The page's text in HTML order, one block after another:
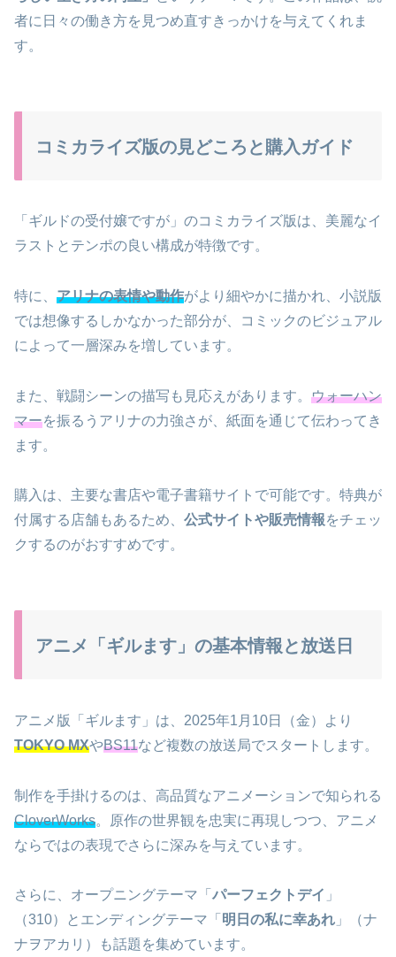
者に日々の働き方を見つめ直すきっかけを与えてくれま
す。
コミカライズ版の見どころと購入ガイド
「ギルドの受付嬢ですが」のコミカライズ版は、美麗なイ
ラストとテンポの良い構成が特徴です。
特に、 アリナの表情や動作がより細やかに描かれ、小説版
では想像するしかなかった部分が、コミックのビジュアル
によって一層深みを増しています。
また、戦闘シーンの描写も見応えがあります。 ウォーハン
マーを振るうアリナの力強さが、紙面を通じて伝わってき
ます。
購入は、主要な書店や電子書籍サイトで可能です。特典が
付属する店舗もあるため、 公式サイトや販売情報をチェッ
クするのがおすすめです。
アニメ「ギルます」の基本情報と放送日
アニメ版「ギルます」は、2025年1月10日（金）より
TOKYO MXやBS11など複数の放送局でスタートします。
制作を手掛けるのは、高品質なアニメーションで知られる
CloverWorks。原作の世界観を忠実に再現しつつ、アニメ
ならではの表現でさらに深みを与えています。
さらに、オープニングテーマ「 パーフェクトデイ 」
（310）とエンディングテーマ「 明日の私に幸あれ 」（ナ
ナヲアカリ）も話題を集めています。